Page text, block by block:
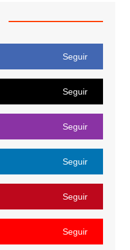
Seguir
Seguir
Seguir
Seguir
Seguir
Seguir